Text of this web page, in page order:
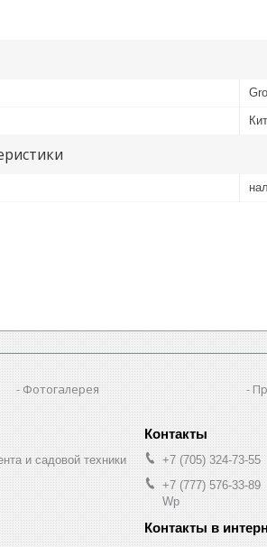
Фотогалерея
и садовой техники
+7 (705) 324-73-55
+7 (777) 576-33-89
Wp